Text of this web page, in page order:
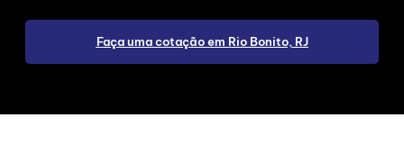
Faça uma cotação em Rio Bonito, RJ